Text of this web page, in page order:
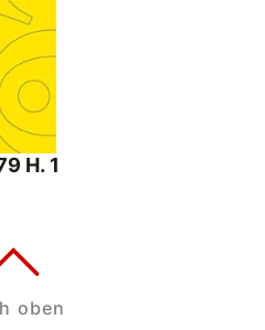
H. 1
oben